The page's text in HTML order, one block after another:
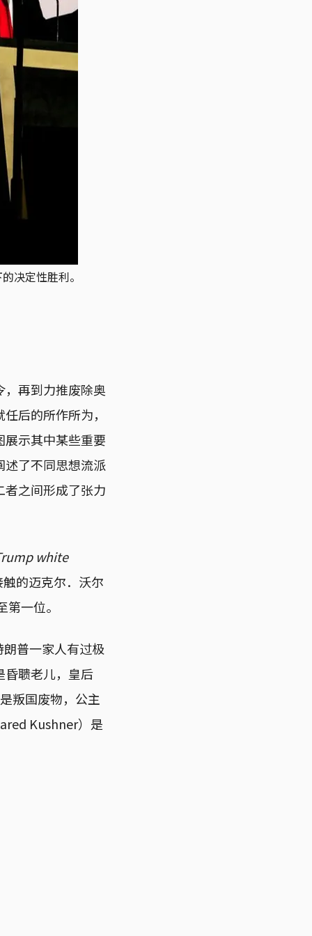
决定性胜利。
再到力推废除奥
后的所作所为，
示其中某些重要
述了不同思想流派
之间形成了张力
white
的迈克尔．沃尔
一位。
普一家人有过极
聩老儿，皇后
叛国废物，公主
Kushner）是